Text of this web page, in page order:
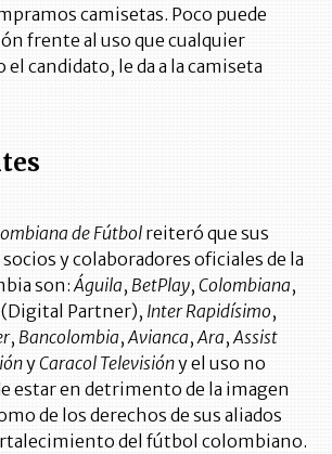
camisetas. Poco puede
frente al uso que cualquier
candidato, le da a la camiseta
de Fútbol reiteró que sus
y colaboradores oficiales de la
son: Águila, BetPlay, Colombiana,
(Digital Partner), Inter Rapidísimo,
, Bancolombia, Avianca, Ara, Assist
yCaracol Televisióny el uso no
estar en detrimento de la imagen
de los derechos de sus aliados
del fútbol colombiano.